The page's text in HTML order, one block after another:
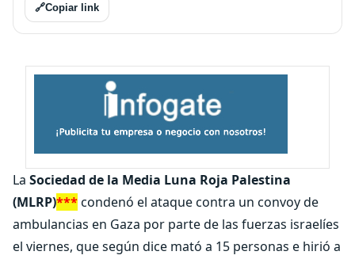
🔗Copiar link
La Sociedad de la Media Luna Roja Palestina
(MLRP)***condenó el ataque contra un convoy de
ambulancias en Gaza por parte de las fuerzas israelíes
el viernes, que según dice mató a 15 personas e hirió a